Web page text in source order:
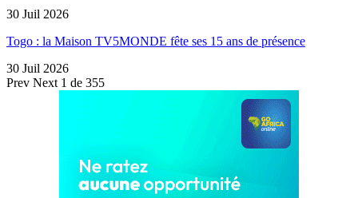
30 Juil 2026
Togo : la Maison TV5MONDE fête ses 15 ans de présence
30 Juil 2026
Prev Next 1 de 355